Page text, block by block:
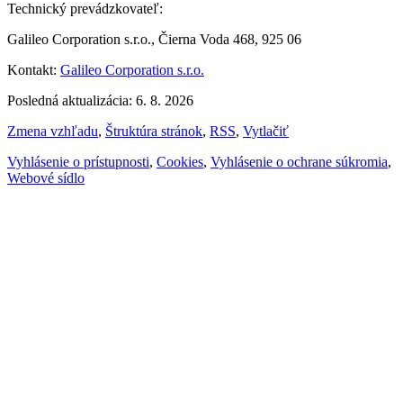
Technický prevádzkovateľ:
Galileo Corporation s.r.o., Čierna Voda 468, 925 06
Kontakt: Galileo Corporation s.r.o.
Posledná aktualizácia: 6. 8. 2026
Zmena vzhľadu, Štruktúra stránok, RSS, Vytlačiť
Vyhlásenie o prístupnosti, Cookies, Vyhlásenie o ochrane súkromia,
Webové sídlo